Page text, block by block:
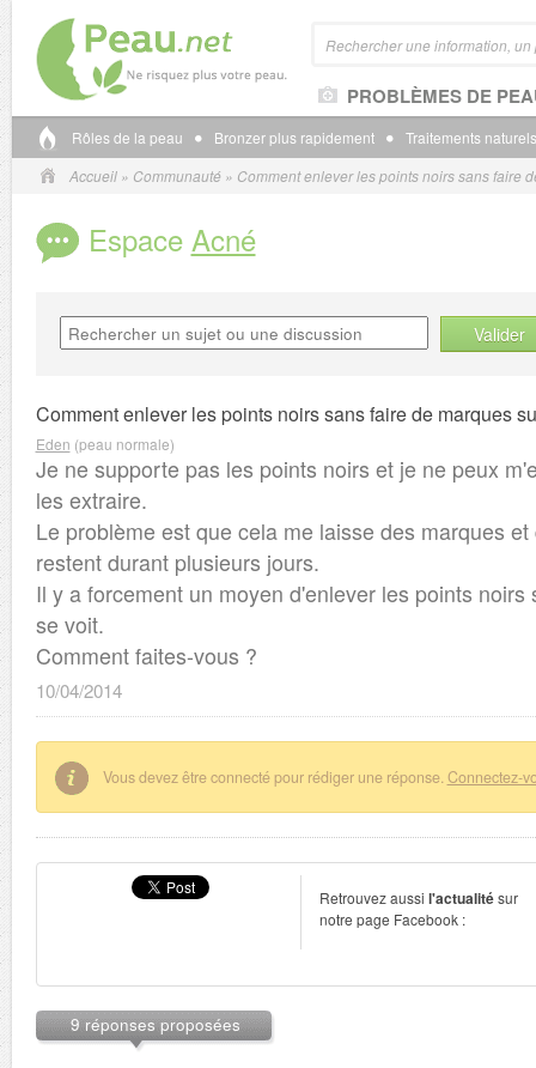
PROBLÈMES DE
Rôles de la peau Bronzer plus rapidement
Traitements
Accueil» Communauté» Comment enlever les points noirs sans faire
Espace Acné
Valider
Comment enlever les points noirs sans faire de marques
Eden (peau normale)
Je ne supporte pas les points noirs et je ne peux
les extraire.
Le problème est que cela me laisse des marques et
restent durant plusieurs jours.
Il y a forcement un moyen d'enlever les points noirs
se voit.
Comment faites-vous ?
10/04/2014
Vous devez être connecté pour rédiger une réponse.Connectez-
Retrouvez aussi l'actualitésur
notre page Facebook :
9 réponses proposées